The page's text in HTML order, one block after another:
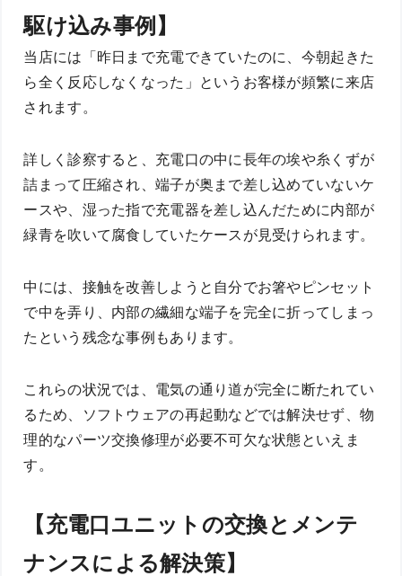
駆け込み事例】
当店には「昨日まで充電できていたのに、今朝起きた
ら全く反応しなくなった」というお客様が頻繁に来店
されます。
詳しく診察すると、充電口の中に長年の埃や糸くずが
詰まって圧縮され、端子が奥まで差し込めていないケ
ースや、湿った指で充電器を差し込んだために内部が
緑青を吹いて腐食していたケースが見受けられます。
中には、接触を改善しようと自分でお箸やピンセット
で中を弄り、内部の繊細な端子を完全に折ってしまっ
たという残念な事例もあります。
これらの状況では、電気の通り道が完全に断たれてい
るため、ソフトウェアの再起動などでは解決せず、物
理的なパーツ交換修理が必要不可欠な状態といえま
す。
【充電口ユニットの交換とメンテ
ナンスによる解決策】